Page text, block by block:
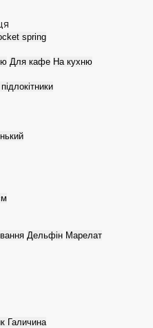
Кутові дивани
spring
Для кафе На кухню
Дельфін Марелат
Галичина